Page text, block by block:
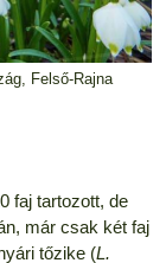
Felső-Rajna
faj tartozott, de
már csak két faj
tőzike (L.